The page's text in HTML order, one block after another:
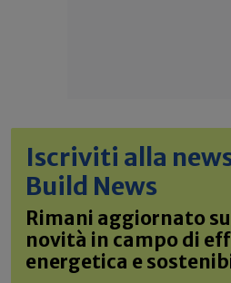
Iscriviti alla
Build News
Rimani aggiornato
novità in campo di
energetica e